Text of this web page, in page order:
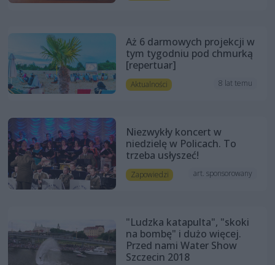
Aż 6 darmowych projekcji w
tym tygodniu pod chmurką
[repertuar]
Aktualności 8 lat temu
Niezwykły koncert w
niedzielę w Policach. To
trzeba usłyszeć!
Zapowiedzi art. sponsorowany
"Ludzka katapulta", "skoki
na bombę" i dużo więcej.
Przed nami Water Show
Szczecin 2018